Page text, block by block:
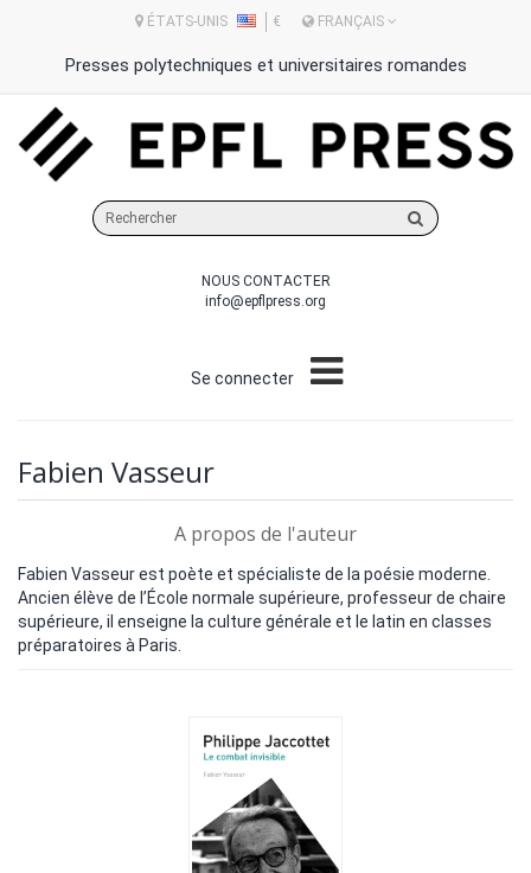
ÉTATS-UNIS € FRANÇAIS
Presses polytechniques et universitaires romandes
sur
site
NOUS CONTACTER
info@epflpress.org
Se connecter
Fabien Vasseur
A propos de l'auteur
Fabien Vasseur est poète et spécialiste de la poésie moderne.
Ancien élève de l’École normale supérieure, professeur de chaire
supérieure, il enseigne la culture générale et le latin en classes
préparatoires à Paris.